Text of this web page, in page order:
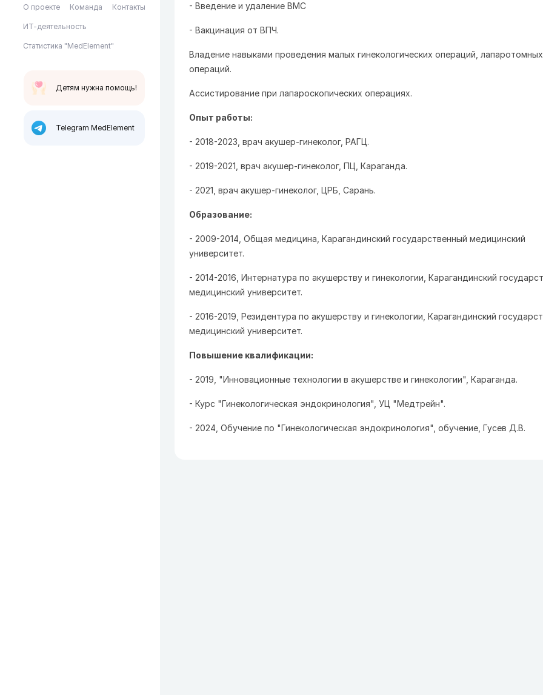
О проекте Команда Контакты
ИТ-деятельность
Статистика "MedElement"
Детям нужна помощь!
Telegram MedElement
- Введение и удаление ВМС
- Вакцинация от ВПЧ.
Владение навыками проведения малых гинекологических операций, лапаротомных
операций.
Ассистирование при лапароскопических операциях.
Опыт работы:
- 2018-2023, врач акушер-гинеколог, РАГЦ.
- 2019-2021, врач акушер-гинеколог, ПЦ, Караганда.
- 2021, врач акушер-гинеколог, ЦРБ, Сарань.
Образование:
- 2009-2014, Общая медицина, Карагандинский государственный медицинский
университет.
- 2014-2016, Интернатура по акушерству и гинекологии, Карагандинский
медицинский университет.
- 2016-2019, Резидентура по акушерству и гинекологии, Карагандинский
медицинский университет.
Повышение квалификации:
- 2019, "Инновационные технологии в акушерстве и гинекологии", Караганда.
- Курс "Гинекологическая эндокринология", УЦ "Медтрейн".
- 2024, Обучение по "Гинекологическая эндокринология", обучение, Гусев Д.В.